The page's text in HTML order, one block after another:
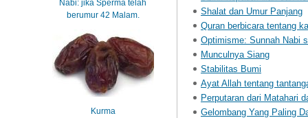
Shalat dan Umur Panjang
Quran berbicara tentang
Optimisme: Sunnah Nabi
Munculnya Siang
Stabilitas Bumi
Ayat Allah tentang
Perputaran dari Matahari
Gelombang Yang Paling
Nabi: jika Sperma telah
berumur 42 Malam.
Kurma